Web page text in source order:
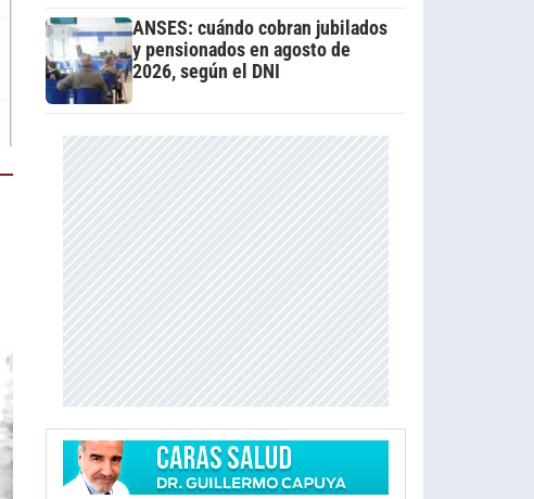
ANSES: cuándo cobran jubilados
y pensionados en agosto de
2026, según el DNI